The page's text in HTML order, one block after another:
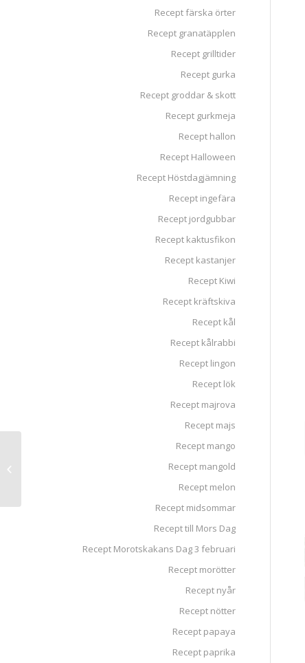
Recept färska örter
Recept granatäpplen
Recept grilltider
Recept gurka
Recept groddar & skott
Recept gurkmeja
Recept hallon
Recept Halloween
Recept Höstdagjämning
Recept ingefära
Recept jordgubbar
Recept kaktusfikon
Recept kastanjer
Recept Kiwi
Recept kräftskiva
Recept kål
Recept kålrabbi
Recept lingon
Recept lök
Recept majrova
Recept majs
Recept mango
Recept mangold
Recept melon
Recept midsommar
Recept till Mors Dag
Recept Morotskakans Dag 3 februari
Recept morötter
Recept nyår
Recept nötter
Recept papaya
Recept paprika